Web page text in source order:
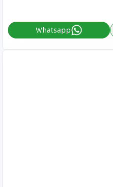
Whatsapp